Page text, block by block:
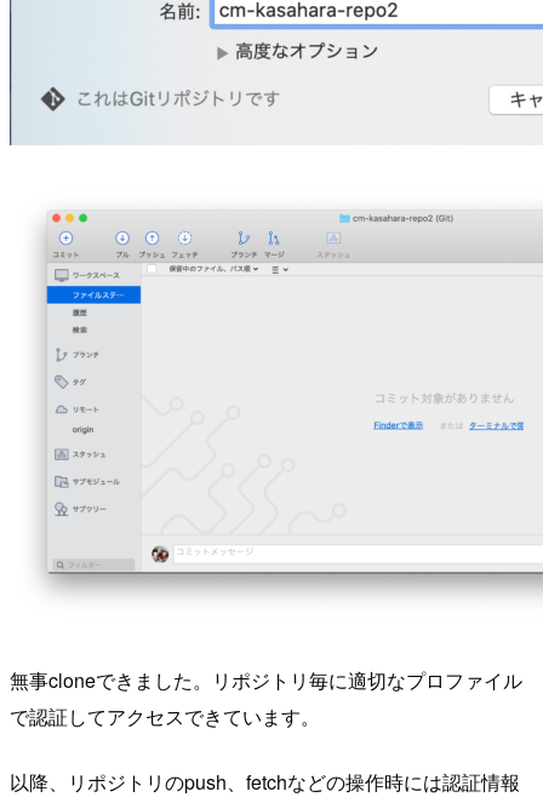
無事cloneできました。リポジトリ毎に適切なプロファイル
で認証してアクセスできています。
以降、リポジトリのpush、fetchなどの操作時には認証情報